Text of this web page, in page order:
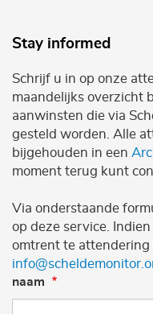
Stay informed
Schrijf u in op onze
maandelijks overzicht
aanwinsten die via
gesteld worden. Alle
bijgehouden in een
moment terug kunt
Via onderstaande
op deze service.
omtrent te
naam